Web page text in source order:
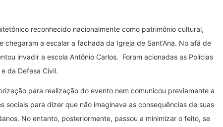
reconhecido nacionalmente como patrimônio cultural,
chegaram a escalar a fachada da Igreja de Sant’Ana. No afã de
invadir a escola Antônio Carlos. Foram acionadas as Polícias
da Defesa Civil.
para realização do evento nem comunicou previamente a
sociais para dizer que não imaginava as consequências de suas
No entanto, posteriormente, passou a minimizar o feito, se